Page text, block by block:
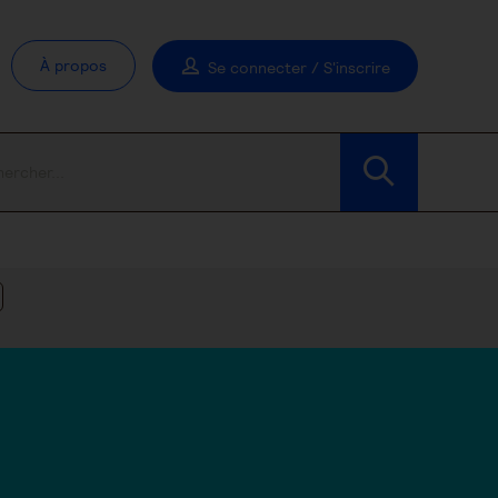
À propos Se connecter / S'inscrire